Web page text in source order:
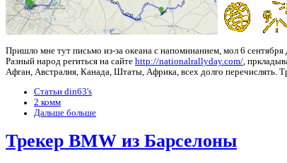
Пришло мне тут письмо из-за океана с напоминанием, мол 6 сентября
Разный народ региться на сайте http://nationalrallyday.com/,
Афган, Австралия, Канада, Штаты, Африка, всех долго перечислять.
Статьи din63's
2 комм
Дальше больше
Трекер BMW из Барселоны